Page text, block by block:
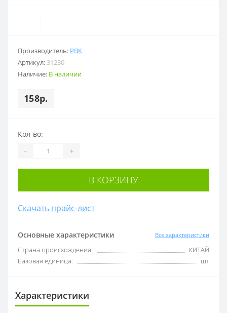
Производитель: РВК
Артикул: 31230
Наличие: В наличии
158р.
Основные характеристики Все характеристики
Cтрана происхождения:
КИТАЙ
Базовая единица:
шт
Кол-во:
- +
В КОРЗИНУ
Скачать прайс-лист
Характеристики